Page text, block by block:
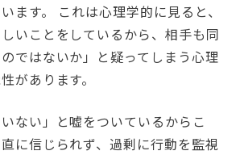
ます。 これは心理学的に見ると、
しいことをしているから、相手も同
ではないか」と疑ってしまう心理
があります。
ない」と嘘をついているからこ
に信じられず、過剰に行動を監視